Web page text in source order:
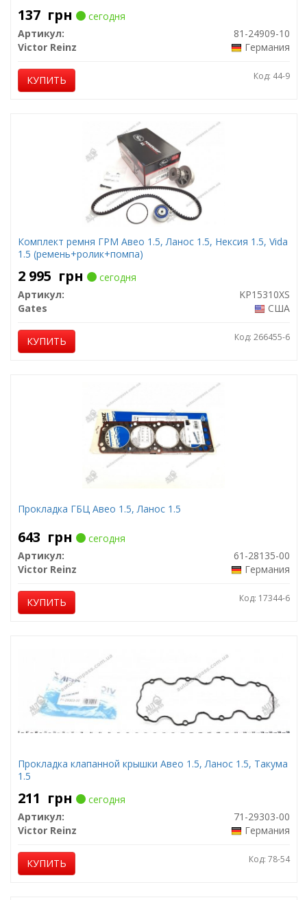
137 грн
сегодня
Артикул:
81-24909-10
Victor Reinz
Германия
КУПИТЬ Код: 44-9
Комплект ремня ГРМ Авео 1.5, Ланос 1.5, Нексия 1.5, Vida
1.5 (ремень+ролик+помпа)
2 995 грн
сегодня
Артикул:
KP15310XS
Gates
США
КУПИТЬ Код: 266455-6
Прокладка ГБЦ Авео 1.5, Ланос 1.5
643 грн
сегодня
Артикул:
61-28135-00
Victor Reinz
Германия
КУПИТЬ Код: 17344-6
Прокладка клапанной крышки Авео 1.5, Ланос 1.5, Такума
1.5
211 грн
сегодня
Артикул:
71-29303-00
Victor Reinz
Германия
КУПИТЬ Код: 78-54